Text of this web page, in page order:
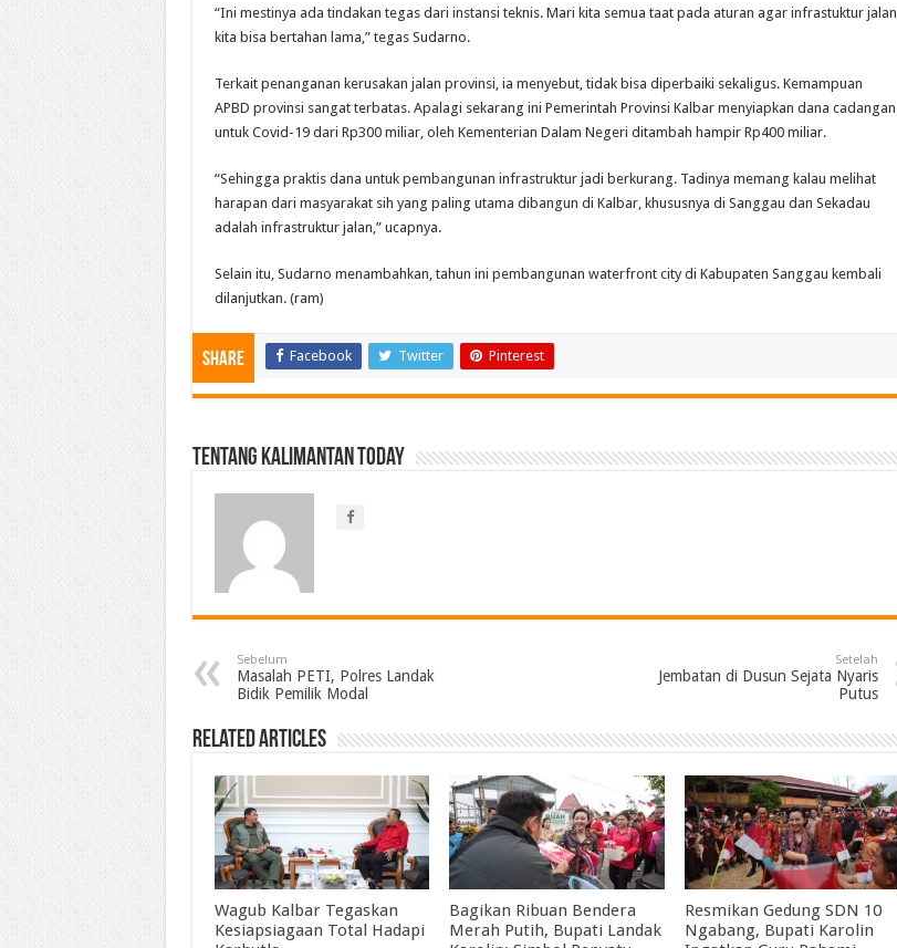
“Ini mestinya ada tindakan tegas dari instansi teknis. Mari kita semua taat pada aturan agar infrastuktur jalan
kita bisa bertahan lama,” tegas Sudarno.
Terkait penanganan kerusakan jalan provinsi, ia menyebut, tidak bisa diperbaiki sekaligus. Kemampuan
APBD provinsi sangat terbatas. Apalagi sekarang ini Pemerintah Provinsi Kalbar menyiapkan dana cadangan
untuk Covid-19 dari Rp300 miliar, oleh Kementerian Dalam Negeri ditambah hampir Rp400 miliar.
“Sehingga praktis dana untuk pembangunan infrastruktur jadi berkurang. Tadinya memang kalau melihat
harapan dari masyarakat sih yang paling utama dibangun di Kalbar, khususnya di Sanggau dan Sekadau
adalah infrastruktur jalan,” ucapnya.
Selain itu, Sudarno menambahkan, tahun ini pembangunan waterfront city di Kabupaten Sanggau kembali
dilanjutkan. (ram)
Share Facebook Twitter Pinterest
Tentang Kalimantan Today
Sebelum
Masalah PETI, Polres Landak
Bidik Pemilik Modal
Setelah
Jembatan di Dusun Sejata Nyaris
Putus
Related Articles
Wagub Kalbar Tegaskan
Kesiapsiagaan Total Hadapi
Bagikan Ribuan Bendera
Merah Putih, Bupati Landak
Resmikan Gedung SDN 10
Ngabang, Bupati Karolin